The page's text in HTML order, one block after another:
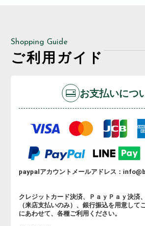
Shopping Guide
ご利用ガイド
お支払いにつ
paypalアカウントメールアドレス：
クレジットカード決済、ＰａｙＰａｙ決済
（来店支払いのみ）、銀行振込を用意して
にあわせて、各種ご利用ください。